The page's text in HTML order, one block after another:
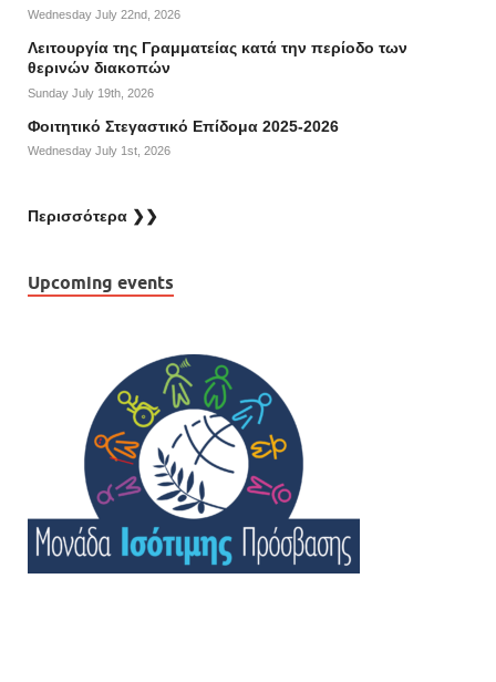
Wednesday July 22nd, 2026
Λειτουργία της Γραμματείας κατά την περίοδο των
θερινών διακοπών
Sunday July 19th, 2026
Φοιτητικό Στεγαστικό Επίδομα 2025-2026
Wednesday July 1st, 2026
Περισσότερα ❯❯
Upcoming events